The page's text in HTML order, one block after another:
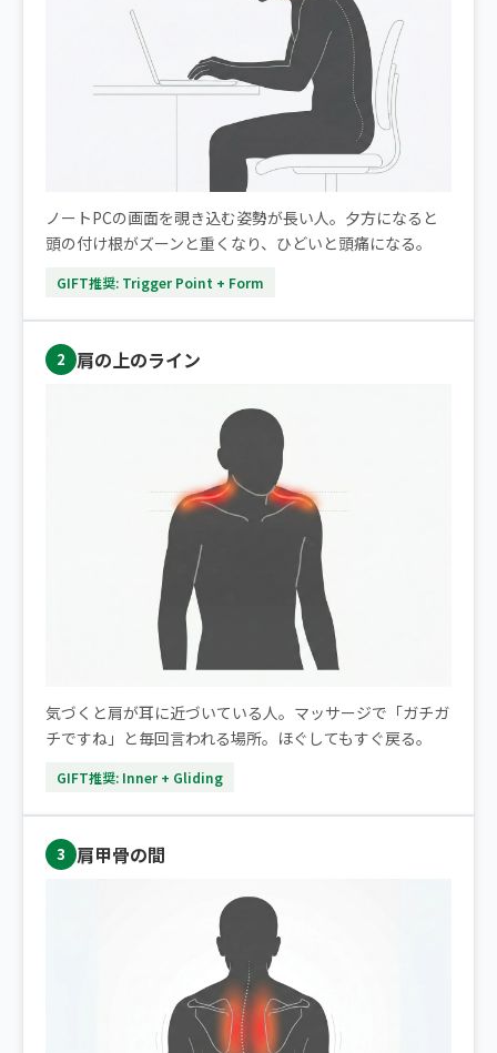
ノートPCの画面を覗き込む姿勢が長い人。夕方になると
頭の付け根がズーンと重くなり、ひどいと頭痛になる。
GIFT推奨: Trigger Point + Form
2 肩の上のライン
気づくと肩が耳に近づいている人。マッサージで「ガチガ
チですね」と毎回言われる場所。ほぐしてもすぐ戻る。
GIFT推奨: Inner + Gliding
3 肩甲骨の間